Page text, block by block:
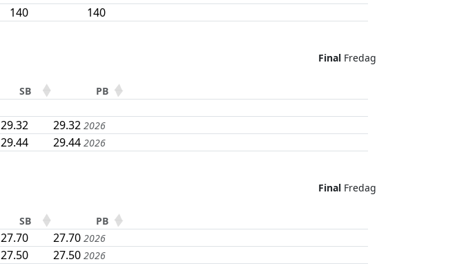
140 140
Final Fredag
SB PB
29.32 29.32 2026
29.44 29.44 2026
Final Fredag
SB PB
27.70 27.70 2026
27.50 27.50 2026